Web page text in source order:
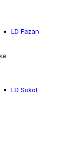
LD Fazan
LD Sokol